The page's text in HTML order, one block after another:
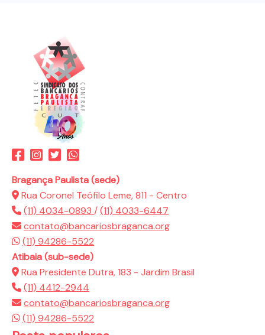
Bragança Paulista (sede)
Rua Coronel Teófilo Leme, 811 - Centro
(11) 4034-0893 /(11) 4033-6447
contato@bancariosbraganca.org
(11) 94286-5522
Atibaia (sub-sede)
Rua Presidente Dutra, 183 - Jardim Brasil
(11) 4412-2944
contato@bancariosbraganca.org
(11) 94286-5522